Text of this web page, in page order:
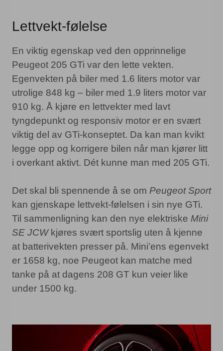
Lettvekt-følelse
En viktig egenskap ved den opprinnelige
Peugeot 205 GTi var den lette vekten.
Egenvekten på biler med 1.6 liters motor var
utrolige 848 kg – biler med 1.9 liters motor var
910 kg. Å kjøre en lettvekter med lavt
tyngdepunkt og responsiv motor er en svært
viktig del av GTi-konseptet. Da kan man kvikt
legge opp og korrigere bilen når man kjører litt
i overkant aktivt. Dét kunne man med 205 GTi.
Det skal bli spennende å se om Peugeot Sport
kan gjenskape lettvekt-følelsen i sin nye GTi.
Til sammenligning kan den nye elektriske Mini
SE JCWkjøres svært sportslig uten å kjenne
at batterivekten presser på. Mini’ens egenvekt
er 1658 kg, noe Peugeot kan matche med
tanke på at dagens 208 GT kun veier like
under 1500 kg.